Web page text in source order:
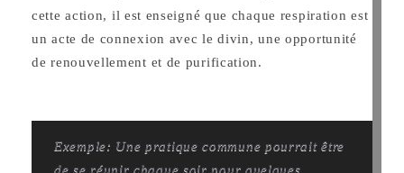
cette action, il est enseigné que chaque respiration est
un acte de connexion avec le divin, une opportunité
de renouvellement et de purification.
Exemple: Une pratique commune pourrait être
de se réunir chaque soir pour quelques